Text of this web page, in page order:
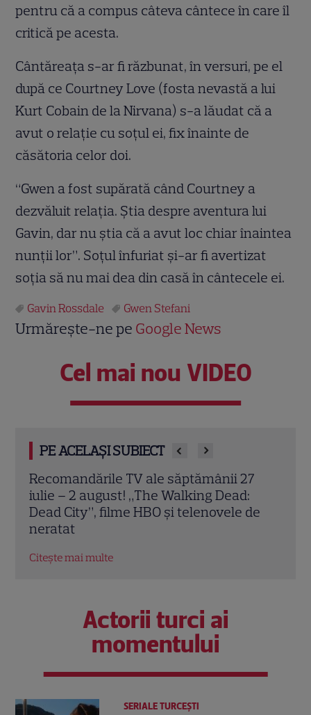
pentru că a compus câteva cântece în care îl
critică pe acesta.
Cântăreaţa s-ar fi răzbunat, în versuri, pe el
după ce Courtney Love (fosta nevastă a lui
Kurt Cobain de la Nirvana) s-a lăudat că a
avut o relaţie cu soţul ei, fix înainte de
căsătoria celor doi.
“Gwen a fost supărată când Courtney a
dezvăluit relaţia. Ştia despre aventura lui
Gavin, dar nu ştia că a avut loc chiar înaintea
nunţii lor”. Soţul înfuriat şi-ar fi avertizat
soţia să nu mai dea din casă în cântecele ei.
Gavin Rossdale Gwen Stefani
Urmărește-ne pe Google News
Cel mai nou VIDEO
PE ACELAȘI SUBIECT
Poftiți pe la noi – Poftiți la întrecere, 27
iulie 2026: Iulia Albu, Victor Slav și Selina
intră în competiție. Ce surpriză le
pregătește Nea Mărin
Citește mai multe
Actorii turci ai
momentului
SERIALE TURCEŞTI